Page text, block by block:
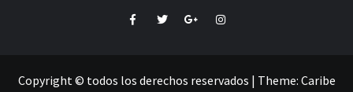
FacebookTwitterGoogle+Instagram
Copyright © todos los derechos reservados | Theme: Caribe